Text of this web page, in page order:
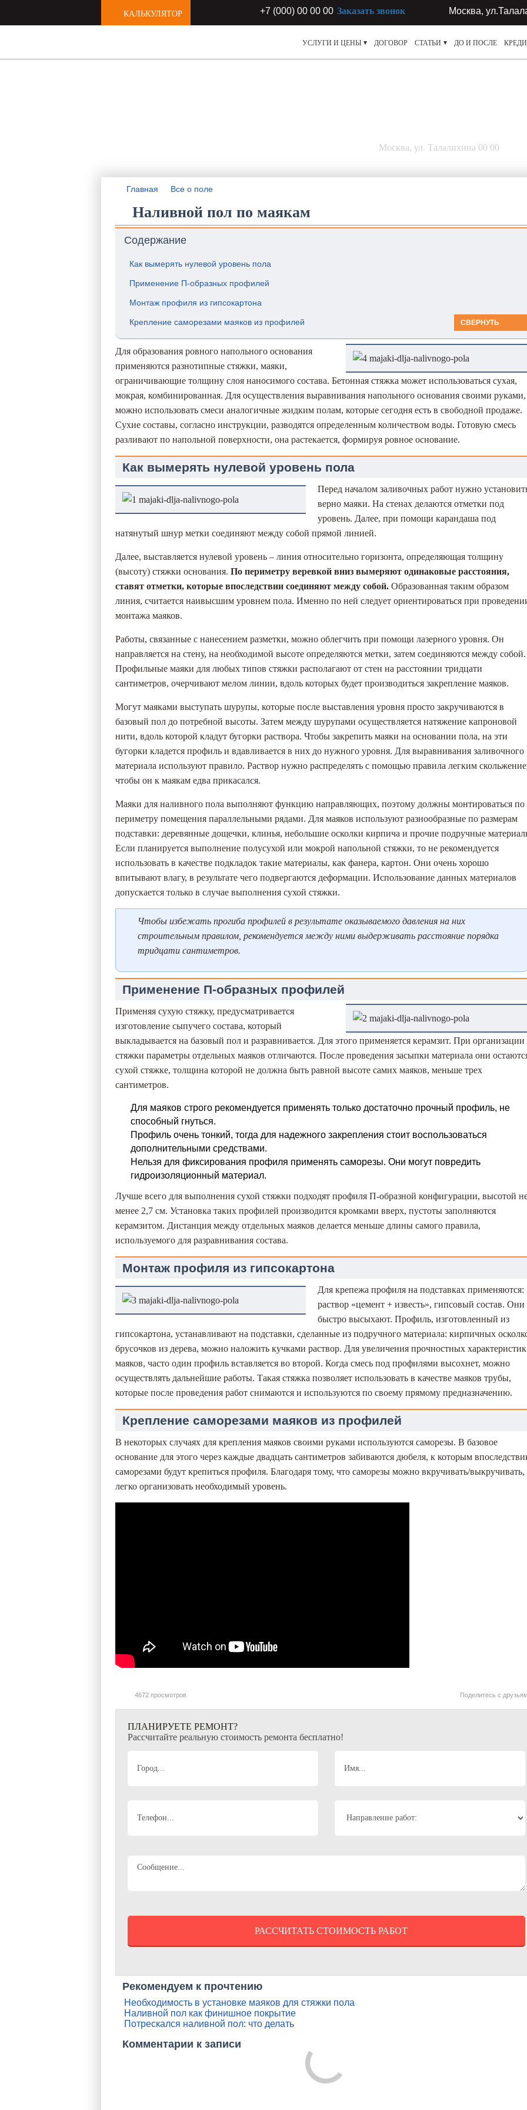
КАЛЬКУЛЯТОР +7 (000) 00 00 00 Заказать звонок Москва,
УСЛУГИ И ЦЕНЫ ДОГОВОР СТАТЬИ ДО И ПОСЛЕ
Москва, ул. Талалихина 00 00
Главная Все о поле
Наливной пол по маякам
Содержание
Как вымерять нулевой уровень пола
Применение П-образных профилей
Монтаж профиля из гипсокартона
Крепление саморезами маяков из профилей СВЕРНУТЬ
Для образования ровного напольного основания
применяются разнотипные стяжки, маяки,
ограничивающие толщину слоя наносимого состава. Бетонная стяжка может использоваться сухая,
мокрая, комбинированная. Для осуществления выравнивания напольного основания своими руками,
можно использовать смеси аналогичные жидким полам, которые сегодня есть в свободной продаже.
Сухие составы, согласно инструкции, разводятся определенным количеством воды. Готовую смесь
разливают по напольной поверхности, она растекается, формируя ровное основание.
Как вымерять нулевой уровень пола
Перед началом заливочных работ нужно
верно маяки. На стенах делаются отметки под
уровень. Далее, при помощи карандаша под
натянутый шнур метки соединяют между собой прямой линией.
Далее, выставляется нулевой уровень – линия относительно горизонта, определяющая толщину
(высоту) стяжки основания. По периметру веревкой вниз вымеряют одинаковые расстояния,
ставят отметки, которые впоследствии соединяют между собой. Образованная таким образом
линия, считается наивысшим уровнем пола. Именно по ней следует ориентироваться при
монтажа маяков.
Работы, связанные с нанесением разметки, можно облегчить при помощи лазерного уровня. Он
направляется на стену, на необходимой высоте определяются метки, затем соединяются между собой.
Профильные маяки для любых типов стяжки располагают от стен на расстоянии тридцати
сантиметров, очерчивают мелом линии, вдоль которых будет производиться закрепление маяков.
Могут маяками выступать шурупы, которые после выставления уровня просто закручиваются в
базовый пол до потребной высоты. Затем между шурупами осуществляется натяжение капроновой
нити, вдоль которой кладут бугорки раствора. Чтобы закрепить маяки на основании пола, на эти
бугорки кладется профиль и вдавливается в них до нужного уровня. Для выравнивания заливочного
материала используют правило. Раствор нужно распределять с помощью правила легким
чтобы он к маякам едва прикасался.
Маяки для наливного пола выполняют функцию направляющих, поэтому должны монтироваться по
периметру помещения параллельными рядами. Для маяков используют разнообразные по размерам
подставки: деревянные дощечки, клинья, небольшие осколки кирпича и прочие подручные
Если планируется выполнение полусухой или мокрой напольной стяжки, то не рекомендуется
использовать в качестве подкладок такие материалы, как фанера, картон. Они очень хорошо
впитывают влагу, в результате чего подвергаются деформации. Использование данных материалов
допускается только в случае выполнения сухой стяжки.
Чтобы избежать прогиба профилей в результате оказываемого давления на них
строительным правилом, рекомендуется между ними выдерживать расстояние порядка
тридцати сантиметров.
Применение П-образных профилей
Применяя сухую стяжку, предусматривается
изготовление сыпучего состава, который
выкладывается на базовый пол и разравнивается. Для этого применяется керамзит. При организации
стяжки параметры отдельных маяков отличаются. После проведения засыпки материала они
сухой стяжке, толщина которой не должна быть равной высоте самих маяков, меньше трех
сантиметров.
Для маяков строго рекомендуется применять только достаточно прочный профиль, не
способный гнуться.
Профиль очень тонкий, тогда для надежного закрепления стоит воспользоваться
дополнительными средствами.
Нельзя для фиксирования профиля применять саморезы. Они могут повредить
гидроизоляционный материал.
Лучше всего для выполнения сухой стяжки подходят профиля П-образной конфигурации, высотой
менее 2,7 см. Установка таких профилей производится кромками вверх, пустоты заполняются
керамзитом. Дистанция между отдельных маяков делается меньше длины самого правила,
используемого для разравнивания состава.
Монтаж профиля из гипсокартона
Для крепежа профиля на подставках применяются:
раствор «цемент + известь», гипсовый состав. Они
быстро высыхают. Профиль, изготовленный из
гипсокартона, устанавливают на подставки, сделанные из подручного материала: кирпичных
брусочков из дерева, можно наложить кучками раствор. Для увеличения прочностных характеристик
маяков, часто один профиль вставляется во второй. Когда смесь под профилями высохнет, можно
осуществлять дальнейшие работы. Такая стяжка позволяет использовать в качестве маяков трубы,
которые после проведения работ снимаются и используются по своему прямому предназначению.
Крепление саморезами маяков из профилей
В некоторых случаях для крепления маяков своими руками используются саморезы. В базовое
основание для этого через каждые двадцать сантиметров забиваются дюбеля, к которым
саморезами будут крепиться профиля. Благодаря тому, что саморезы можно вкручивать/выкручивать,
легко организовать необходимый уровень.
Поделитесь с
4672 просмотров
ПЛАНИРУЕТЕ РЕМОНТ?
Рассчитайте реальную стоимость ремонта бесплатно!
Рекомендуем к прочтению
Необходимость в установке маяков для стяжки пола
Наливной пол как финишное покрытие
Потрескался наливной пол: что делать
Комментарии к записи